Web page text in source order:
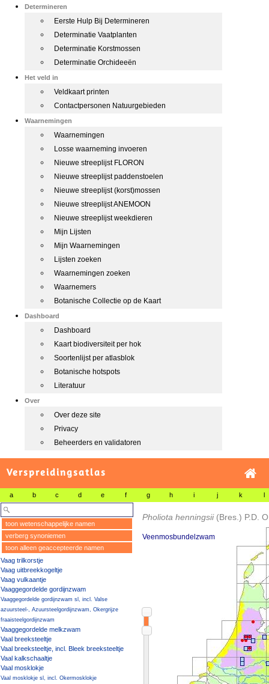
Determineren
Eerste Hulp Bij Determineren
Determinatie Vaatplanten
Determinatie Korstmossen
Determinatie Orchideeën
Het veld in
Veldkaart printen
Contactpersonen Natuurgebieden
Waarnemingen
Waarnemingen
Losse waarneming invoeren
Nieuwe streeplijst FLORON
Nieuwe streeplijst paddenstoelen
Nieuwe streeplijst (korst)mossen
Nieuwe streeplijst ANEMOON
Nieuwe streeplijst weekdieren
Mijn Lijsten
Mijn Waarnemingen
Lijsten zoeken
Waarnemingen zoeken
Waarnemers
Botanische Collectie op de Kaart
Dashboard
Dashboard
Kaart biodiversiteit per hok
Soortenlijst per atlasblok
Botanische hotspots
Literatuur
Over
Over deze site
Privacy
Beheerders en validatoren
Verspreidingsatlas
a b c d e f g h i j k l
toon wetenschappelijke namen
verberg synoniemen
toon alleen geaccepteerde namen
Vaag trilkorstje
Vaag uitbreekkogeltje
Vaag vulkaantje
Vaaggegordelde gordijnzwam
Vaaggegordelde gordijnzwam sl, incl. Valse
azuursteel-, Azuursteelgordijnzwam, Okergrijze
fraaisteelgordijnzwam
Vaaggegordelde melkzwam
Vaal breeksteeltje
Vaal breeksteeltje, incl. Bleek breeksteeltje
Vaal kalkschaaltje
Vaal mosklokje
Vaal mosklokje sl, incl. Okermosklokje
Pholiota henningsii (Bres.) P.D.
Veenmosbundelzwam